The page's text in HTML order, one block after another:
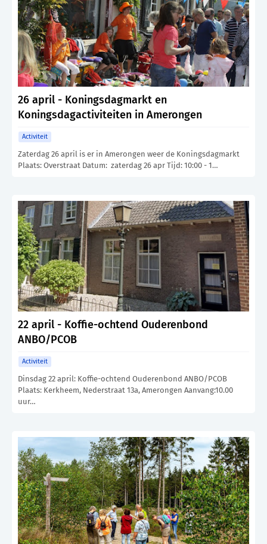
26 april - Koningsdagmarkt en
Koningsdagactiviteiten in Amerongen
Activiteit
Zaterdag 26 april is er in Amerongen weer de Koningsdagmarkt
Plaats: Overstraat Datum: zaterdag 26 apr Tijd: 10:00 - 1…
22 april - Koffie-ochtend Ouderenbond
ANBO/PCOB
Activiteit
Dinsdag 22 april: Koffie-ochtend Ouderenbond ANBO/PCOB
Plaats: Kerkheem, Nederstraat 13a, Amerongen Aanvang:10.00
uur…